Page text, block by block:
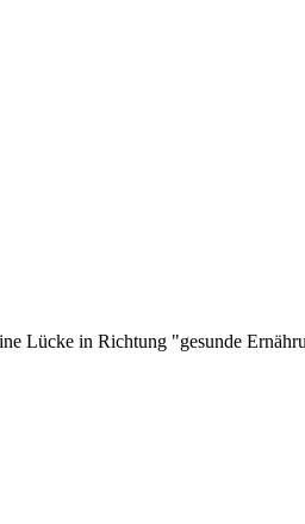
Lücke in Richtung "gesunde